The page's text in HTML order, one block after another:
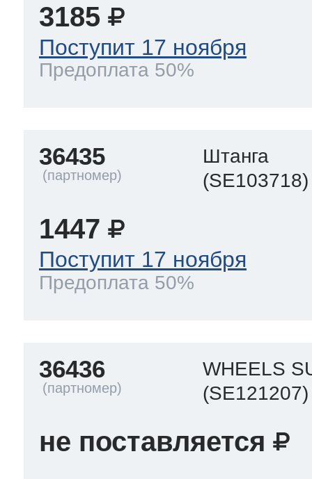
3185
Поступит 17 ноября
Предоплата 50%
36435
Штанга
(SE103718)
1447
Поступит 17 ноября
Предоплата 50%
36436
WHEELS
(SE121207)
не поставляется